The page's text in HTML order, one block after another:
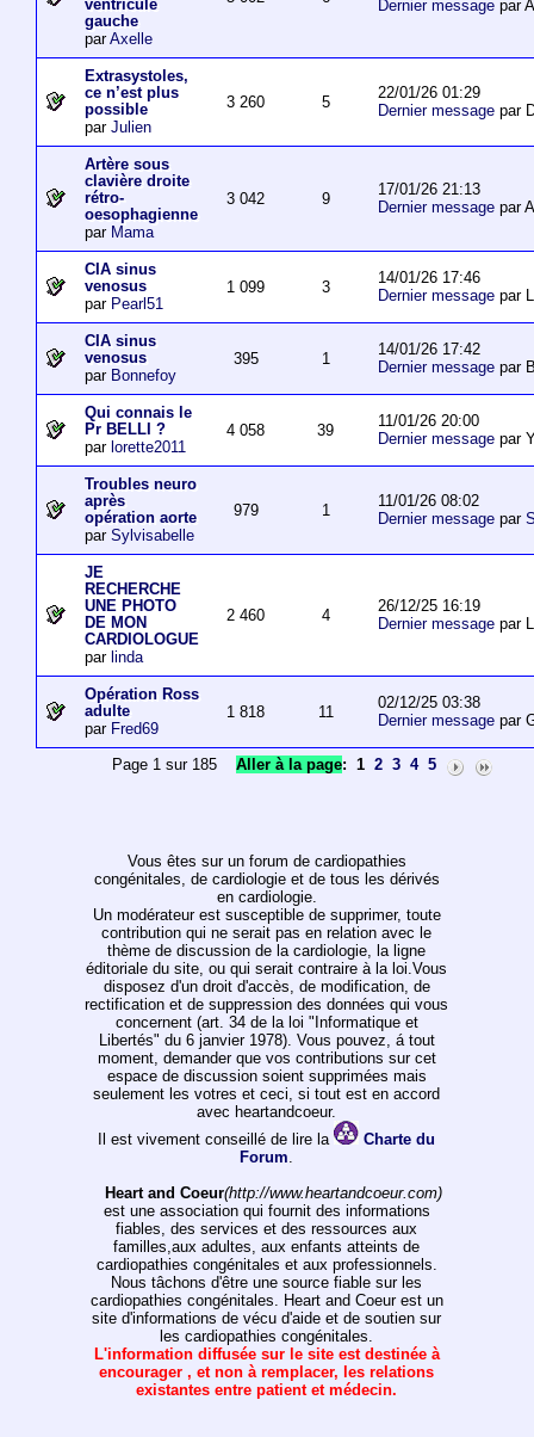
ventricule
gauche
parAxelle
Dernier messagepar
Extrasystoles,
ce n’est plus
possible
par Julien
3 260 5
22/01/26 01:29
Dernier messagepar
Artère sous
clavière droite
rétro-
oesophagienne
par Mama
3 042 9
17/01/26 21:13
Dernier messagepar
CIA sinus
venosus
par Pearl51
1 099 3
14/01/26 17:46
Dernier messagepar
CIA sinus
venosus
par Bonnefoy
395 1
14/01/26 17:42
Dernier messagepar
Qui connais le
Pr BELLI ?
par lorette2011
4 058 39
11/01/26 20:00
Dernier messagepar
Troubles neuro
après
opération aorte
par Sylvisabelle
979 1
11/01/26 08:02
Dernier messagepar
JE
RECHERCHE
UNE PHOTO
DE MON
CARDIOLOGUE
par linda
2 460 4
26/12/25 16:19
Dernier messagepar
Opération Ross
adulte
par Fred69
1 818 11
02/12/25 03:38
Dernier messagepar
Page 1 sur 185Aller à la page: 1 2 3 4 5
Vous êtes sur un forum de cardiopathies
congénitales, de cardiologie et de tous les dérivés
en cardiologie.
Un modérateur est susceptible de supprimer, toute
contribution qui ne serait pas en relation avec le
thème de discussion de la cardiologie, la ligne
éditoriale du site, ou qui serait contraire à la loi.Vous
disposez d'un droit d'accès, de modification, de
rectification et de suppression des données qui vous
concernent (art. 34 de la loi "Informatique et
Libertés" du 6 janvier 1978). Vous pouvez, á tout
moment, demander que vos contributions sur cet
espace de discussion soient supprimées mais
seulement les votres et ceci, si tout est en accord
avec heartandcoeur.
Il est vivement conseillé de lire la
Charte du
Forum.
Heart and Coeur(http://www.heartandcoeur.com)
est une association qui fournit des informations
fiables, des services et des ressources aux
familles,aux adultes, aux enfants atteints de
cardiopathies congénitales et aux professionnels.
Nous tâchons d'être une source fiable sur les
cardiopathies congénitales. Heart and Coeur est un
site d'informations de vécu d'aide et de soutien sur
les cardiopathies congénitales.
L'information diffusée sur le site est destinée à
encourager , et non à remplacer, les relations
existantes entre patient et médecin.